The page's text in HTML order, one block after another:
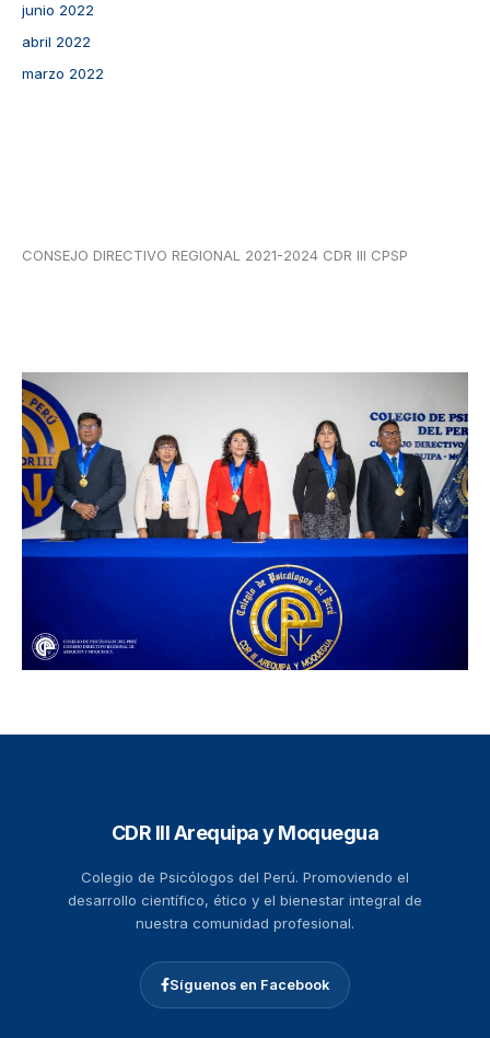
junio 2022
abril 2022
marzo 2022
CONSEJO DIRECTIVO REGIONAL 2021-2024 CDR III CPSP
CDR III Arequipa y Moquegua
Colegio de Psicólogos del Perú. Promoviendo el
desarrollo científico, ético y el bienestar integral de
nuestra comunidad profesional.
Síguenos en Facebook